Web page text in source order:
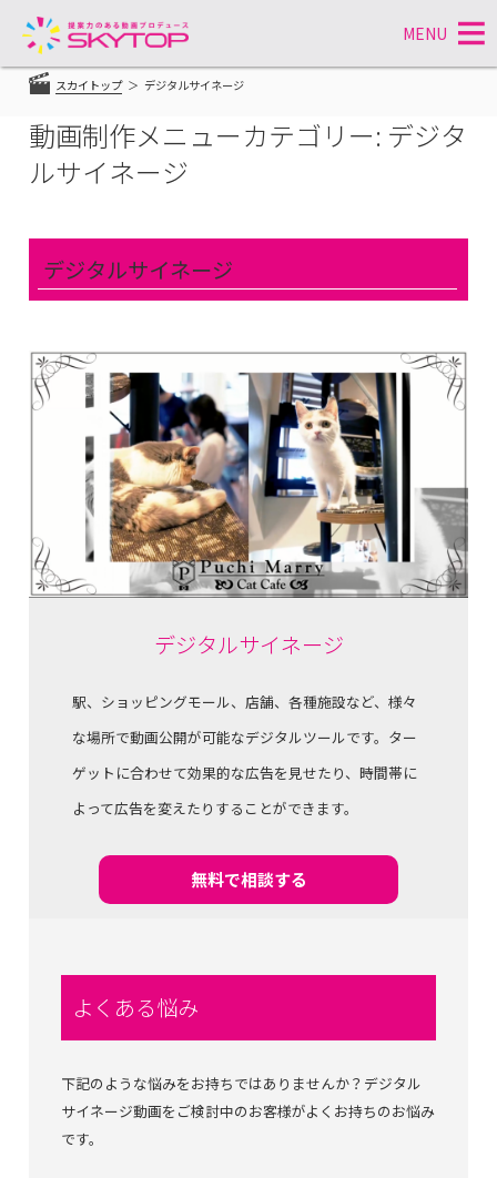
MENU
スカイトップ デジタルサイネージ
動画制作メニューカテゴリー: デジタ
ルサイネージ
デジタルサイネージ
デジタルサイネージ
駅、ショッピングモール、店舗、各種施設など、様々
な場所で動画公開が可能なデジタルツールです。ター
ゲットに合わせて効果的な広告を見せたり、時間帯に
よって広告を変えたりすることができます。
無料で相談する
よくある悩み
下記のような悩みをお持ちではありませんか？デジタル
サイネージ動画をご検討中のお客様がよくお持ちのお悩み
です。